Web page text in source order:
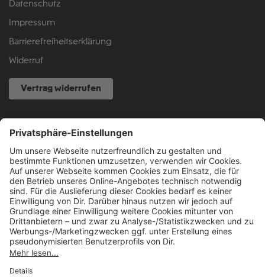
Datenschutz
Impressum
Barrierefreiheitserklärung
Widerruf
Vertrag widerrufen
NOCH FRAGEN?
040 317 874 888
info@fcsp-shop.com